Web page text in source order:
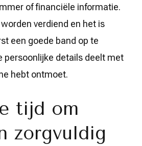
of financiële informatie.
verdiend en het is
een goede band op te
persoonlijke details deelt met
hebt ontmoet.
tijd om
zorgvuldig